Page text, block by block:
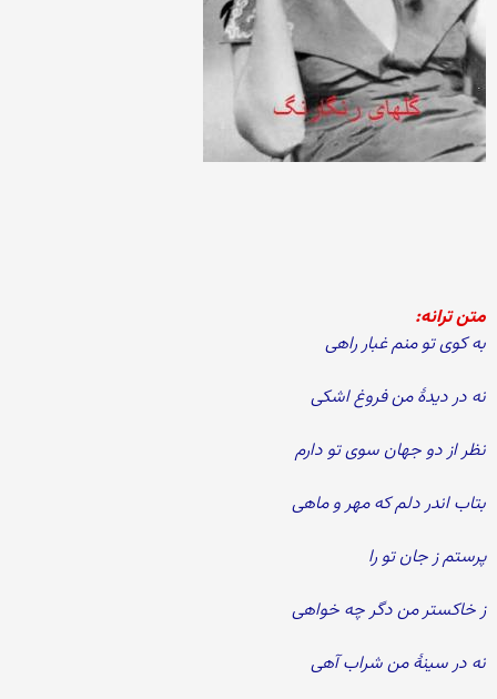
متن ترانه:
به كوی تو منم غبار راهی
نه در دیدۀ من فروغ اشکی
نظر از دو جهان سوی تو دارم
بتاب اندر دلم كه مهر و ماهی
پرستم ز جان تو را
ز خاكستر من دگر چه خواهی
نه در سینۀ من شراب آهی